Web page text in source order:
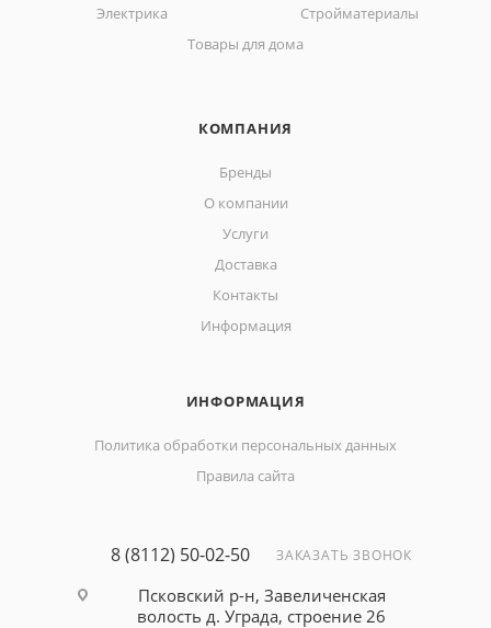
Электрика
Стройматериалы
Товары для дома
КОМПАНИЯ
Бренды
О компании
Услуги
Доставка
Контакты
Информация
ИНФОРМАЦИЯ
Политика обработки персональных данных
Правила сайта
8 (8112) 50-02-50 ЗАКАЗАТЬ ЗВОНОК
Псковский р-н, Завеличенская
волость д. Уграда, строение 26